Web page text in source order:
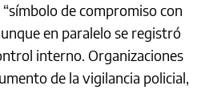
de compromiso con
en paralelo se registró
interno. Organizaciones
de la vigilancia policial,